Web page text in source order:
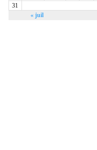
« juil
31